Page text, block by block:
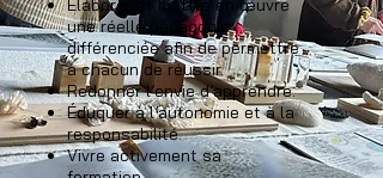
Élaborer et mettre en œuvre
une réelle pédagogie
différenciée afin de permettre
à chacun de réussir.
Redonner l’envie d’apprendre.
Éduquer à l’autonomie et à la
responsabilité.
Vivre activement sa